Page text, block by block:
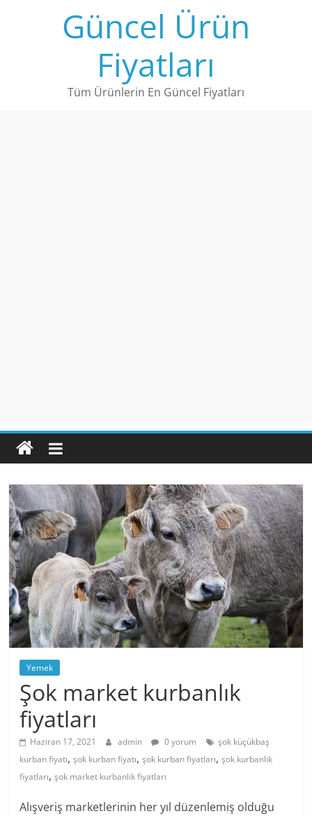
Güncel Ürün
Fiyatları
Tüm Ürünlerin En Güncel Fiyatları
Yemek
Şok market kurbanlık
fiyatları
Haziran 17, 2021 admin 0 yorum
şok küçükbaş
kurban fiyatı,şok kurban fiyatı,şok kurban fiyatları,şok kurbanlık
fiyatları,şok market kurbanlık fiyatları
Alışveriş marketlerinin her yıl düzenlemiş olduğu